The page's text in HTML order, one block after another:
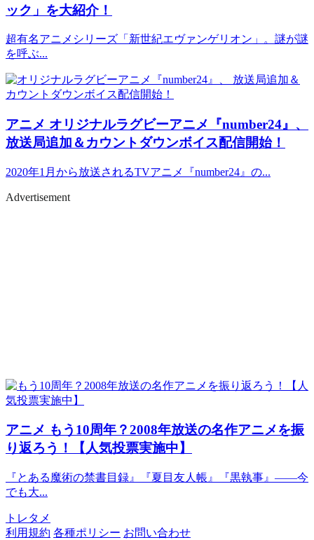
ック」を大紹介！
超有名アニメシリーズ「新世紀エヴァンゲリオン」。謎が謎
を呼ぶ...
アニメ オリジナルラグビーアニメ『number24』、
放送局追加＆カウントダウンボイス配信開始！
2020年1月から放送されるTVアニメ『number24』の...
Advertisement
アニメ もう10周年？2008年放送の名作アニメを振
り返ろう！【人気投票実施中】
『とある魔術の禁書目録』『夏目友人帳』『黒執事』――今
でも大...
トレタメ
利用規約 各種ポリシー お問い合わせ